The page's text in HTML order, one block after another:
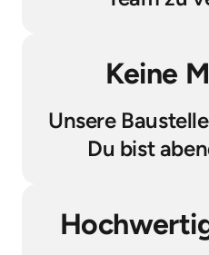
Keine
Unsere
Du bist